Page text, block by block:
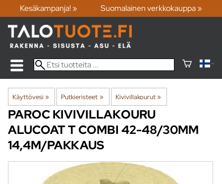
Kesäkampanja! » Suomalainen verkkokauppa »
Käyttövesi ‪» Putkieristeet ‪» Kivivillakourut‪»
PAROCKIVIVILLAKOURU
ALUCOAT T COMBI 42-48/30MM
14,4M/PAKKAUS